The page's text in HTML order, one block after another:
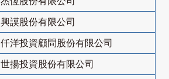
興謨股份有限公司
仟洋投資顧問股份有限公司
世揚投資股份有限公司